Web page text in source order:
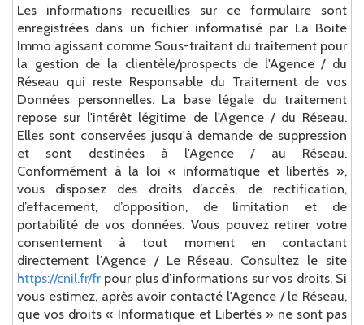
Les informations recueillies sur ce formulaire sont
enregistrées dans un fichier informatisé par La Boite
Immo agissant comme Sous-traitant du traitement pour
la gestion de la clientèle/prospects de l'Agence / du
Réseau qui reste Responsable du Traitement de vos
Données personnelles. La base légale du traitement
repose sur l'intérêt légitime de l'Agence / du Réseau.
Elles sont conservées jusqu'à demande de suppression
et sont destinées à l'Agence / au Réseau.
Conformément à la loi « informatique et libertés »,
vous disposez des droits d’accès, de rectification,
d’effacement, d’opposition, de limitation et de
portabilité de vos données. Vous pouvez retirer votre
consentement à tout moment en contactant
directement l’Agence / Le Réseau. Consultez le site
https://cnil.fr/fr pour plus d’informations sur vos droits. Si
vous estimez, après avoir contacté l'Agence / le Réseau,
que vos droits « Informatique et Libertés » ne sont pas